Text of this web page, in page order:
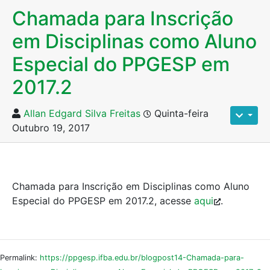
Chamada para Inscrição
em Disciplinas como Aluno
Especial do PPGESP em
2017.2
Allan Edgard Silva Freitas
Quinta-feira
Outubro 19, 2017
Chamada para Inscrição em Disciplinas como Aluno
Especial do PPGESP em 2017.2, acesse aqui .
Permalink: https://ppgesp.ifba.edu.br/blogpost14-Chamada-para-